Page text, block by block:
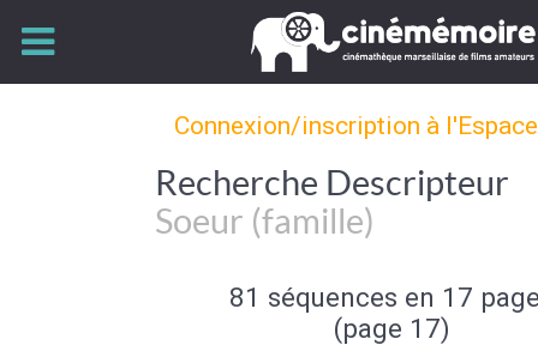
Connexion/inscription à
Recherche Descripteur
Soeur (famille)
81 séquences en 17
(page 17)